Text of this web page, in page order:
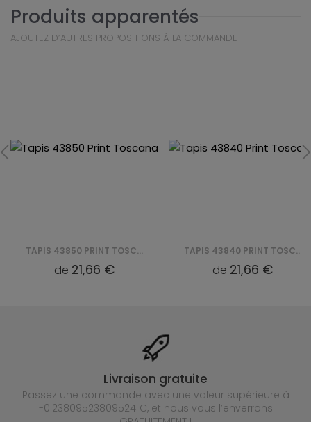
Produits apparentés
AJOUTEZ D’AUTRES PROPOSITIONS À LA COMMANDE
TAPIS 43850 PRINT TOSCANA
de 21,66 €
TAPIS 43840 PRINT TOSCANA
de 21,66 €
Livraison gratuite
Passez une commande avec une valeur supérieure à
-0.23809523809524 €, et nous vous l’enverrons